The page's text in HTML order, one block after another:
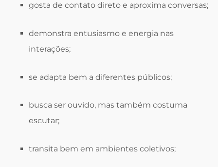
gosta de contato direto e aproxima conversas;
demonstra entusiasmo e energia nas
interações;
se adapta bem a diferentes públicos;
busca ser ouvido, mas também costuma
escutar;
transita bem em ambientes coletivos;